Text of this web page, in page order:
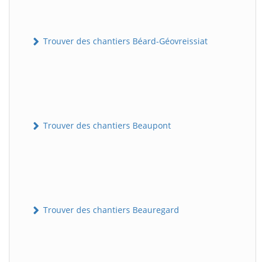
Trouver des chantiers Béard-Géovreissiat
Trouver des chantiers Beaupont
Trouver des chantiers Beauregard